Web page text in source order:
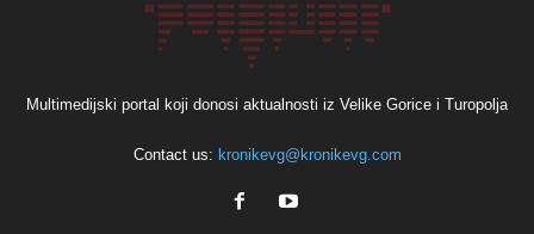
Multimedijski portal koji donosi aktualnosti iz Velike Gorice i Turopolja
Contact us: kronikevg@kronikevg.com